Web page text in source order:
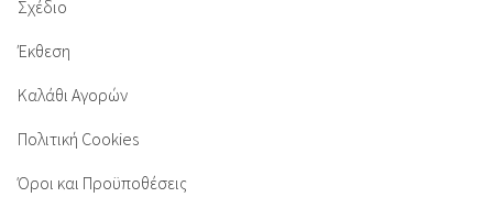
Σχέδιο
Έκθεση
Καλάθι Αγορών
Πολιτική Cookies
Όροι και Προϋποθέσεις